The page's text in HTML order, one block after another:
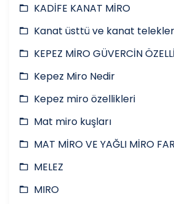
KADİFE KANAT MİRO
Kanat üsttü ve kanat
KEPEZ MİRO GÜVERCİN
Kepez Miro Nedir
Kepez miro özellikleri
Mat miro kuşları
MAT MİRO VE YAĞLI MİRO
MELEZ
MIRO